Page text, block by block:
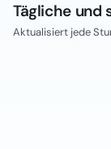
Tägliche und
Aktualisiert jede